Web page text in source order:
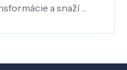
a snaží …